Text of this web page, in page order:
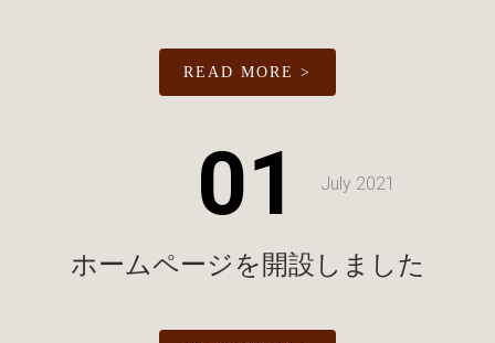
READ MORE >
01 July 2021
ホームページを開設しました